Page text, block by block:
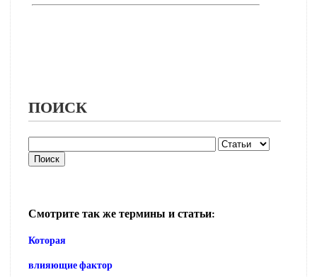
ПОИСК
Смотрите так же термины и статьи:
Которая
влияющие фактор